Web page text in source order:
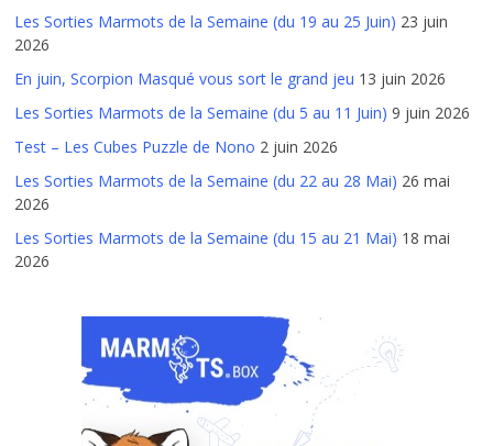
Les Sorties Marmots de la Semaine (du 19 au 25 Juin) 23 juin
2026
En juin, Scorpion Masqué vous sort le grand jeu 13 juin 2026
Les Sorties Marmots de la Semaine (du 5 au 11 Juin) 9 juin 2026
Test – Les Cubes Puzzle de Nono 2 juin 2026
Les Sorties Marmots de la Semaine (du 22 au 28 Mai) 26 mai
2026
Les Sorties Marmots de la Semaine (du 15 au 21 Mai) 18 mai
2026